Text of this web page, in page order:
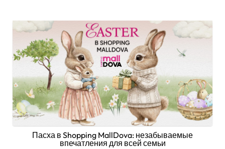
Пасха в Shopping MallDova: незабываемые
впечатления для всей семьи